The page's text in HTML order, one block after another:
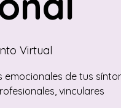
Virtual
de tus
vinculares